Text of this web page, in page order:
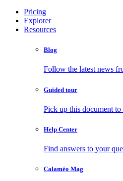
Pricing
Explorer
Resources
Blog
Follow the latest news
Guided tour
Pick up this document to
Help Center
Find answers to your
Calaméo Mag